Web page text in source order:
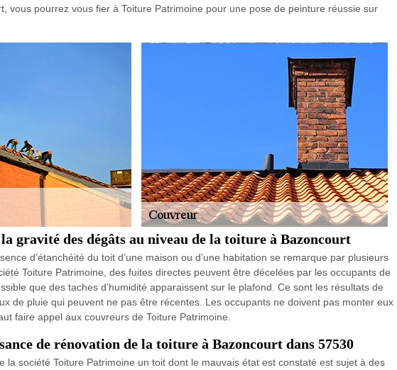
vous pourrez vous fier à Toiture Patrimoine pour une pose de peinture réussie sur
gravité des dégâts au niveau de la toiture à Bazoncourt
d’étanchéité du toit d’une maison ou d’une habitation se remarque par plusieurs
Toiture Patrimoine, des fuites directes peuvent être décelées par les occupants de
que des taches d’humidité apparaissent sur le plafond. Ce sont les résultats de
de pluie qui peuvent ne pas être récentes. Les occupants ne doivent pas monter eux
faire appel aux couvreurs de Toiture Patrimoine.
de rénovation de la toiture à Bazoncourt dans 57530
la société Toiture Patrimoine un toit dont le mauvais état est constaté est sujet à des